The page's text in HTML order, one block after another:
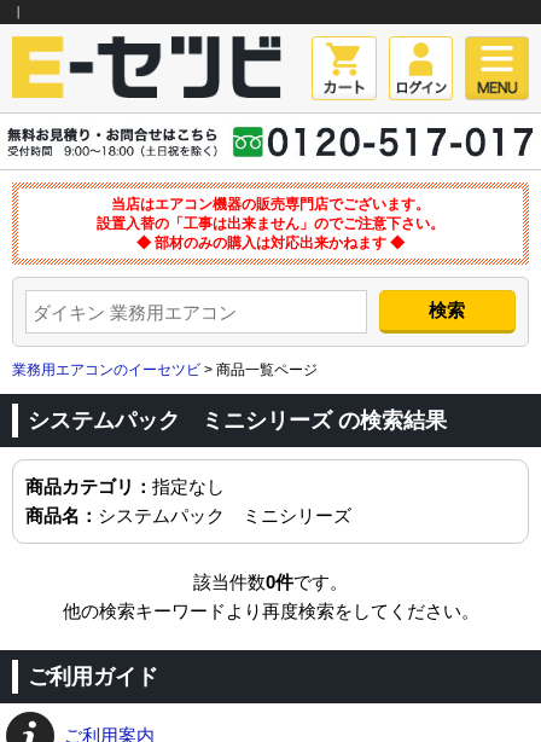
当店はエアコン機器の販売専門店でございます。
設置入替の「工事は出来ません」のでご注意下さい。
◆ 部材のみの購入は対応出来かねます ◆
業務用エアコンのイーセツビ > 商品一覧ページ
システムパック ミニシリーズ の検索結果
商品カテゴリ： 指定なし
商品名： システムパック ミニシリーズ
該当件数0件です。
他の検索キーワードより再度検索をしてください。
ご利用ガイド
ご利用案内